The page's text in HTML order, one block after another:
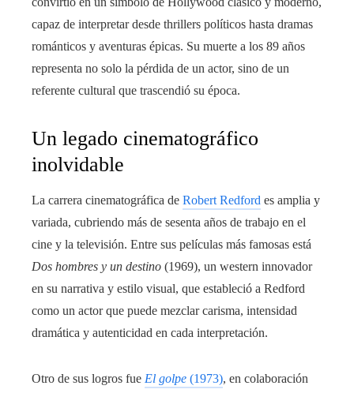
capaz de interpretar desde thrillers políticos hasta dramas
románticos y aventuras épicas. Su muerte a los 89 años
representa no solo la pérdida de un actor, sino de un
referente cultural que trascendió su época.
Un legado cinematográfico
inolvidable
La carrera cinematográfica de Robert Redford es amplia y
variada, cubriendo más de sesenta años de trabajo en el
cine y la televisión. Entre sus películas más famosas está
Dos hombres y un destino (1969), un western innovador
en su narrativa y estilo visual, que estableció a Redford
como un actor que puede mezclar carisma, intensidad
dramática y autenticidad en cada interpretación.
Otro de sus logros fue El golpe (1973), en colaboración